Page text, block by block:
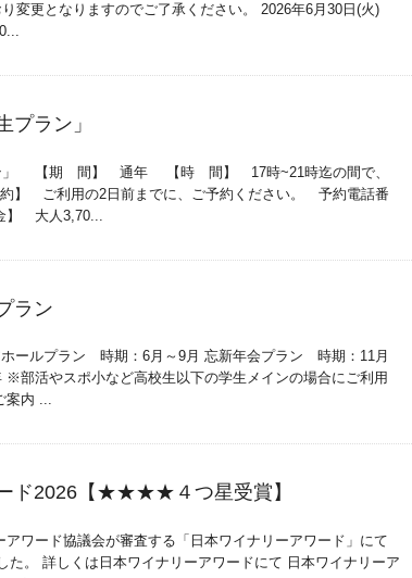
変更となりますのでご了承ください。 2026年6月30日(火)
プラン」
ン」 【期 間】 通年 【時 間】 17時~21時迄の間で、
】 ご利用の2日前までに、ご予約ください。 予約電話番
大人3,70...
ラン
ールプラン 時期：6月～9月 忘新年会プラン 時期：11月
部活やスポ小など高校生以下の学生メインの場合にご利用
案内 ...
ド2026【★★★★４つ星受賞】
ワード協議会が審査する「日本ワイナリーアワード」にて
た。 詳しくは日本ワイナリーアワードにて 日本ワイナリーア